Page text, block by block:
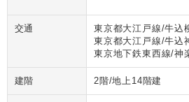
交通
東京都大江戸線/牛込
東京都大江戸線/牛込
東京地下鉄東西線/神
建階 2階/地上14階建